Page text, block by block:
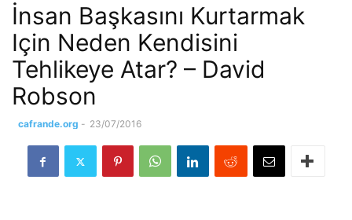
İnsan Başkasını Kurtarmak
Için Neden Kendisini
Tehlikeye Atar? – David
Robson
cafrande.org - 23/07/2016